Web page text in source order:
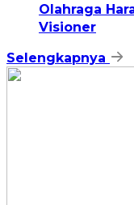
Olahraga
Visioner
Selengkapnya